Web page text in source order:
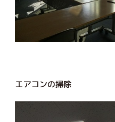
エアコンの掃除